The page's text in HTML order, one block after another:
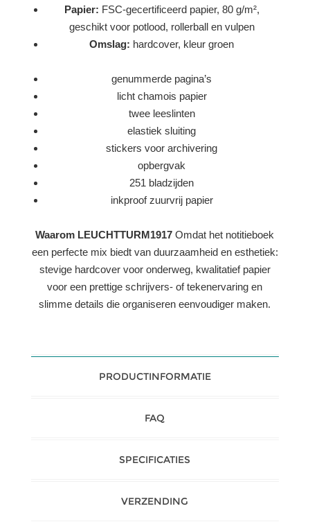
Papier: FSC-gecertificeerd papier, 80 g/m²,
geschikt voor potlood, rollerball en vulpen
Omslag: hardcover, kleur groen
genummerde pagina’s
licht chamois papier
twee leeslinten
elastiek sluiting
stickers voor archivering
opbergvak
251 bladzijden
inkproof zuurvrij papier
Waarom LEUCHTTURM1917 Omdat het notitieboek
een perfecte mix biedt van duurzaamheid en esthetiek:
stevige hardcover voor onderweg, kwalitatief papier
voor een prettige schrijvers- of tekenervaring en
slimme details die organiseren eenvoudiger maken.
PRODUCTINFORMATIE
FAQ
SPECIFICATIES
VERZENDING